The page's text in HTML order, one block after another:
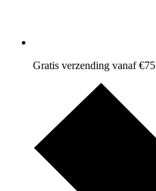
Gratis verzending vanaf €75